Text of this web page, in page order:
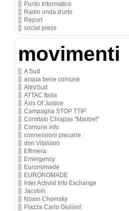
Punto Informatico
Radio onda d'urto
Report
social press
movimenti
A Sud
acqua bene comune
AltroSud
ATTAC Italia
Axis Of Justice
Campagna STOP TTIP
Comitato Chiapas "Maribel"
Comune info
connessioni precarie
don Vitaliano
Effimera
Emergency
Euronomade
EURONOMADE
Inter Activist Info Exchange
Jacobin
Noam Chomsky
Piazza Carlo Giuliani